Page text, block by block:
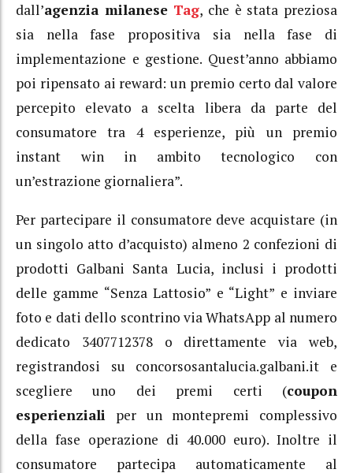
dall’agenzia milanese Tag, che è stata preziosa
sia nella fase propositiva sia nella fase di
implementazione e gestione. Quest’anno abbiamo
poi ripensato ai reward: un premio certo dal valore
percepito elevato a scelta libera da parte del
consumatore tra 4 esperienze, più un premio
instant win in ambito tecnologico con
un’estrazione giornaliera”.
Per partecipare il consumatore deve acquistare (in
un singolo atto d’acquisto) almeno 2 confezioni di
prodotti Galbani Santa Lucia, inclusi i prodotti
delle gamme “Senza Lattosio” e “Light” e inviare
foto e dati dello scontrino via WhatsApp al numero
dedicato 3407712378 o direttamente via web,
registrandosi su concorsosantalucia.galbani.it e
scegliere uno dei premi certi (coupon
esperienziali per un montepremi complessivo
della fase operazione di 40.000 euro). Inoltre il
consumatore partecipa automaticamente al